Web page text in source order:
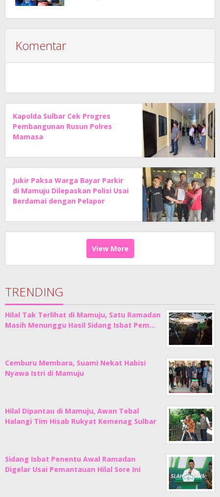
Komentar
Kapolda Sulbar Cek Progres
Pembangunan Rusun Polres
Mamasa
Jukir Paksa Warga Bayar Parkir
di Mamuju Dilepaskan Polisi Usai
Berdamai dengan Pelapor
View More
TRENDING
Hilal Tak Terlihat di Mamuju, Satu Ramadan
Masih Menunggu Hasil Sidang Isbat Pem…
Cemburu Membara, Suami Nekat Habisi
Nyawa Istri di Mamuju
Hilal Dipantau di Mamuju, Awan Tebal
Halangi Tim Hisab Rukyat Kemenag Sulbar
Sidang Isbat Penentu Awal Ramadan
Digelar Usai Pemantauan Hilal Sore Ini